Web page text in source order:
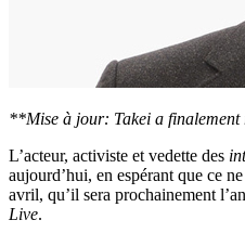
**Mise à jour: Takei a finalement
L’acteur, activiste et vedette des
aujourd’hui, en espérant que ce
avril, qu’il sera prochainement
Live.